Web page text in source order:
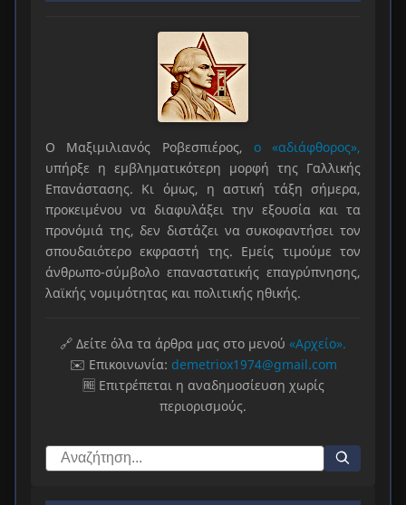
Ο Μαξιμιλιανός Ροβεσπιέρος, ο «αδιάφθορος»,
υπήρξε η εμβληματικότερη μορφή της Γαλλικής
Επανάστασης. Κι όμως, η αστική τάξη σήμερα,
προκειμένου να διαφυλάξει την εξουσία και τα
προνόμιά της, δεν διστάζει να συκοφαντήσει τον
σπουδαιότερο εκφραστή της. Εμείς τιμούμε τον
άνθρωπο-σύμβολο επαναστατικής επαγρύπνησης,
λαϊκής νομιμότητας και πολιτικής ηθικής.
🔗 Δείτε όλα τα άρθρα μας στο μενού «Αρχείο».
✉️ Επικοινωνία: demetriox1974@gmail.com
🆓 Επιτρέπεται η αναδημοσίευση χωρίς
περιορισμούς.